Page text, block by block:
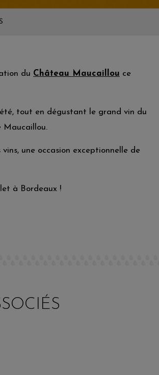
du Château Maucaillou ce
tout en dégustant le grand vin du
Maucaillou.
une occasion exceptionnelle de
à Bordeaux !